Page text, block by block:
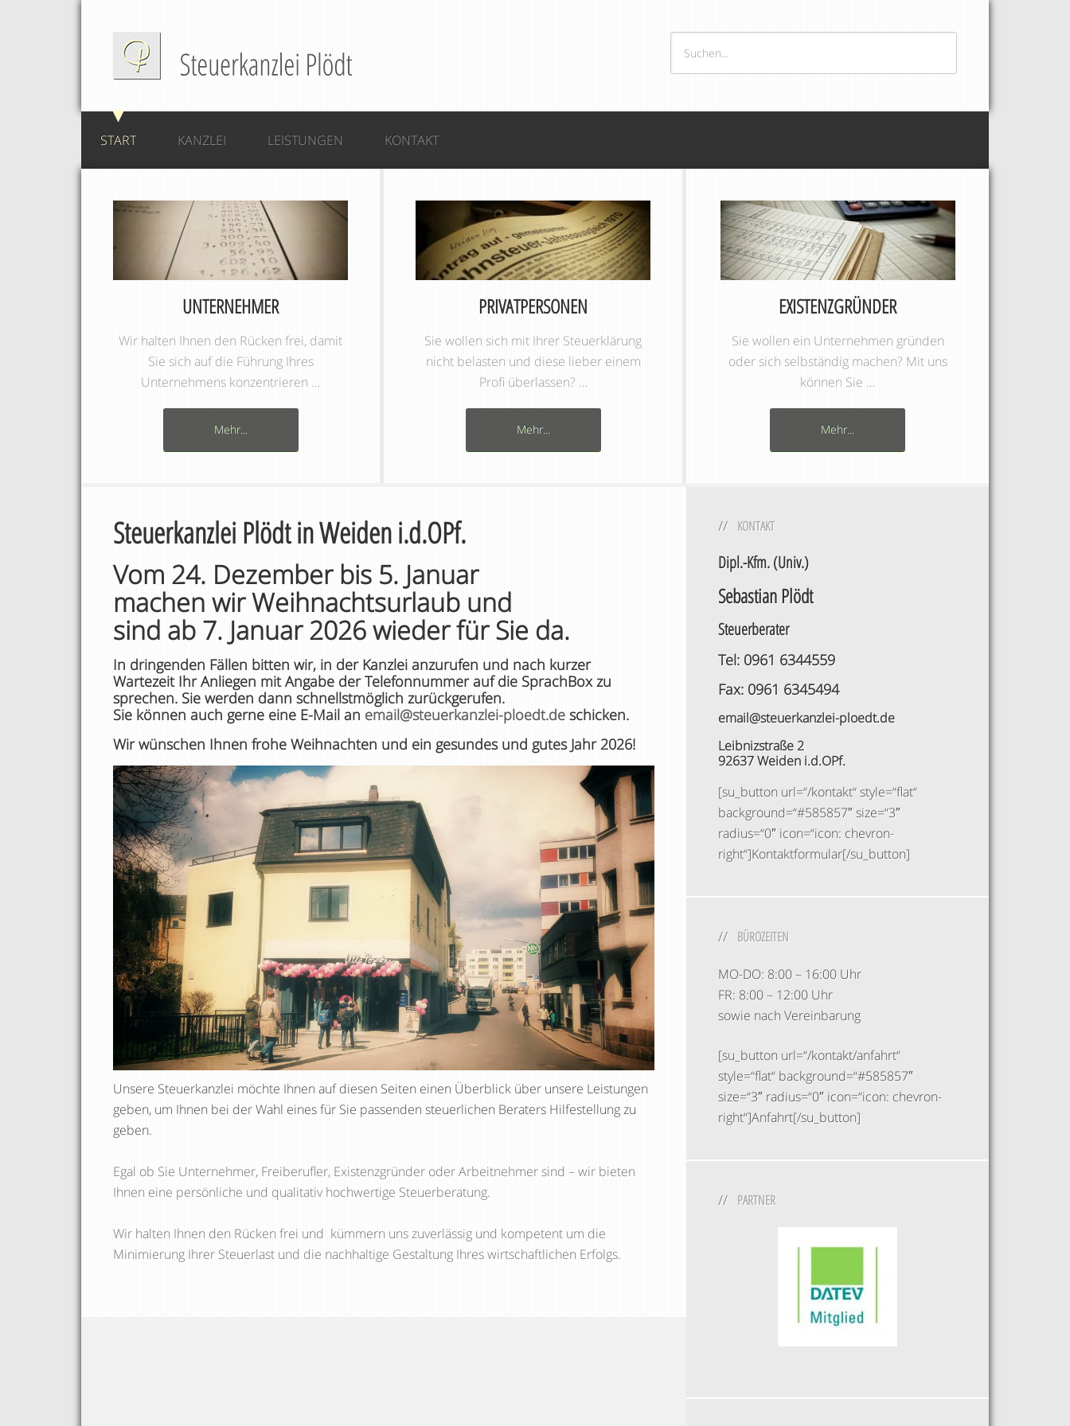
START KANZLEI LEISTUNGEN KONTAKT
UNTERNEHMER
Wir halten Ihnen den Rücken frei, damit
Sie sich auf die Führung Ihres
Unternehmens konzentrieren …
Mehr...
PRIVATPERSONEN
Sie wollen sich mit Ihrer Steuerklärung
nicht belasten und diese lieber einem
Profi überlassen? …
Mehr...
EXISTENZGRÜNDER
Sie wollen ein Unternehmen gründen
oder sich selbständig machen? Mit uns
können Sie …
Mehr...
Steuerkanzlei Plödt in Weiden i.d.OPf.
Vom 24. Dezember bis 5. Januar
machen wir Weihnachtsurlaub und
sind ab 7. Januar 2026 wieder für Sie da.
In dringenden Fällen bitten wir, in der Kanzlei anzurufen und nach kurzer
Wartezeit Ihr Anliegen mit Angabe der Telefonnummer auf die SprachBox zu
sprechen. Sie werden dann schnellstmöglich zurückgerufen.
Sie können auch gerne eine E-Mail an email@steuerkanzlei-ploedt.de schicken.
Wir wünschen Ihnen frohe Weihnachten und ein gesundes und gutes Jahr 2026!
Unsere Steuerkanzlei möchte Ihnen auf diesen Seiten einen Überblick über unsere Leistungen
geben, um Ihnen bei der Wahl eines für Sie passenden steuerlichen Beraters Hilfestellung zu
geben.
Egal ob Sie Unternehmer, Freiberufler, Existenzgründer oder Arbeitnehmer sind – wir bieten
Ihnen eine persönliche und qualitativ hochwertige Steuerberatung.
Wir halten Ihnen den Rücken frei und kümmern uns zuverlässig und kompetent um die
Minimierung Ihrer Steuerlast und die nachhaltige Gestaltung Ihres wirtschaftlichen Erfolgs.
KONTAKT
Dipl.-Kfm. (Univ.)
Sebastian Plödt
Steuerberater
Tel: 0961 6344559
Fax: 0961 6345494
email@steuerkanzlei-ploedt.de
Leibnizstraße 2
92637 Weiden i.d.OPf.
[su_button url=“/kontakt“ style=“flat“
background=“#585857″ size=“3″
radius=“0″ icon=“icon: chevron-
right“]Kontaktformular[/su_button]
BÜROZEITEN
MO-DO: 8:00 – 16:00 Uhr
FR: 8:00 – 12:00 Uhr
sowie nach Vereinbarung
[su_button url=“/kontakt/anfahrt“
style=“flat“ background=“#585857″
size=“3″ radius=“0″ icon=“icon: chevron-
right“]Anfahrt[/su_button]
PARTNER